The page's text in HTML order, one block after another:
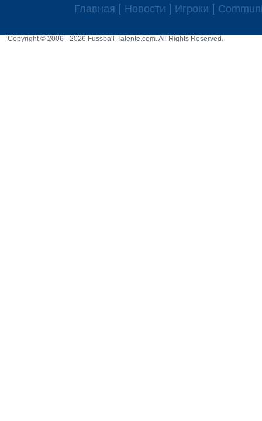
Главная Новости Игроки
Copyright © 2006 - 2026 Fussball-Talente.com. All Rights Reserved.